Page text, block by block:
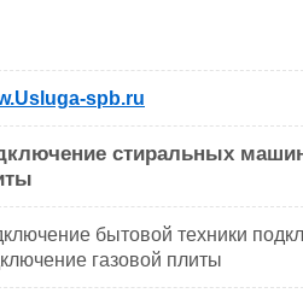
spb.ru
стиральных
бытовой техники
газовой плиты